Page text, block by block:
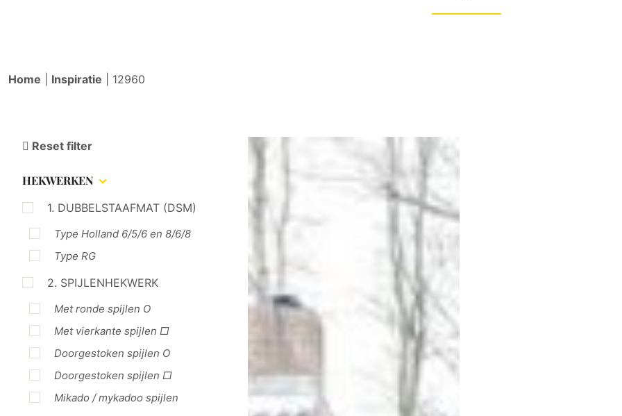
Home Inspiratie 12960
Reset filter
HEKWERKEN
1. DUBBELSTAAFMAT (DSM)
Type Holland 6/5/6 en 8/6/8
Type RG
2. SPIJLENHEKWERK
Met ronde spijlen O
Met vierkante spijlen □
Doorgestoken spijlen O
Doorgestoken spijlen □
Mikado / mykadoo spijlen